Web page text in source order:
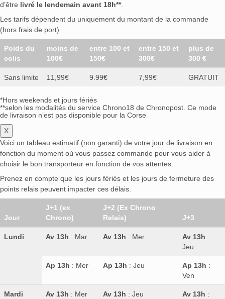
d’être livré le lendemain avant 18h**.
Les tarifs dépendent du uniquement du montant de la commande
(hors frais de port)
Poids du
colis
moins de
100€
entre 100 et
150€
entre 150 et
300€
plus de
300 €
Sans limite 11,99€ 9.99€ 7,99€ GRATUIT
*Hors weekends et jours fériés
**selon les modalités du service Chrono18 de Chronopost. Ce mode
de livraison n’est pas disponible pour la Corse
X
Voici un tableau estimatif (non garanti) de votre jour de livraison en
fonction du moment où vous passez commande pour vous aider à
choisir le bon transporteur en fonction de vos attentes.
Prenez en compte que les jours fériés et les jours de fermeture des
points relais peuvent impacter ces délais.
Jour
J+1 (ex
Chrono)
J+2 (Ex Chrono
Relais)
J+3
Lundi Av 13h : Mar Av 13h : Mer Av 13h :
Jeu
Ap 13h : Mer Ap 13h : Jeu Ap 13h :
Ven
Mardi Av 13h : Mer Av 13h : Jeu Av 13h :